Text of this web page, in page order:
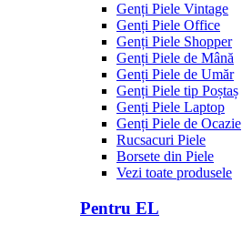
Genți Piele Vintage
Genți Piele Office
Genți Piele Shopper
Genți Piele de Mână
Genți Piele de Umăr
Genți Piele tip Poștaș
Genți Piele Laptop
Genți Piele de Ocazie
Rucsacuri Piele
Borsete din Piele
Vezi toate produsele
Pentru EL